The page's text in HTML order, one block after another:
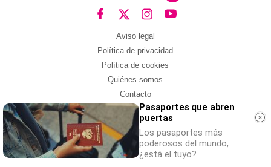
Aviso legal
Política de privacidad
Política de cookies
Quiénes somos
Contacto
Redes sociales
Con la colaboración de:
Pasaportes que abren
puertas
Los pasaportes más
poderosos del mundo,
¿está el tuyo?